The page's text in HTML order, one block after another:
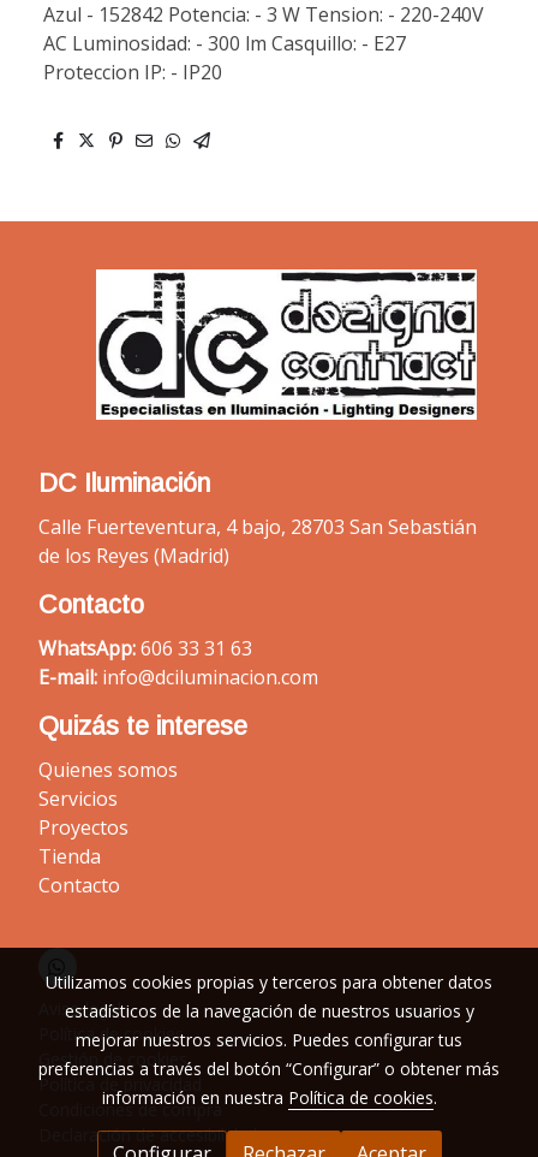
Azul - 152842 Potencia: - 3 W Tension: - 220-240V
AC Luminosidad: - 300 lm Casquillo: - E27
Proteccion IP: - IP20
DC Iluminación
Calle Fuerteventura, 4 bajo, 28703 San Sebastián
de los Reyes (Madrid)
Contacto
WhatsApp:606 33 31 63
E-mail: info@dciluminacion.com
Quizás te interese
Quienes somos
Servicios
Proyectos
Tienda
Contacto
Aviso legal
Política de cookies
Gestión de cookies
Política de privacidad
Condiciones de compra
Declaración de accesibilidad
Utilizamos cookies propias y terceros para obtener datos
estadísticos de la navegación de nuestros usuarios y
mejorar nuestros servicios. Puedes configurar tus
preferencias a través del botón “Configurar” o obtener más
información en nuestra Política de cookies.